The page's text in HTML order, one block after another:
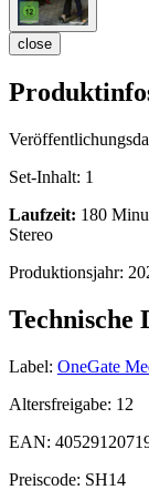
close
Set-Inhalt: 1
Laufzeit: 180
Stereo
Produktionsjahr:
Technische
Label: OneGate
Altersfreigabe: 12
EAN:
Preiscode: SH14